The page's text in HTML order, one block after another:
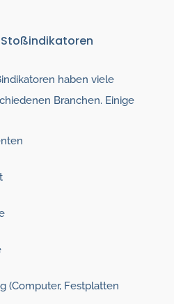
haben viele
Branchen. Einige
(Computer, Festplatten